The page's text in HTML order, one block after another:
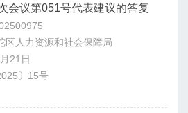
会议第051号代表建议的答复
区人力资源和社会保障局
21日
〕15号